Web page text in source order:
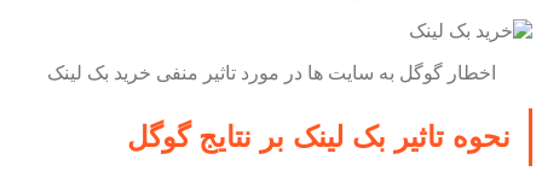
اخطار گوگل به سایت ها در مورد تاثیر منفی خرید بک لینک
نحوه تاثیر بک لینک بر نتایج گوگل